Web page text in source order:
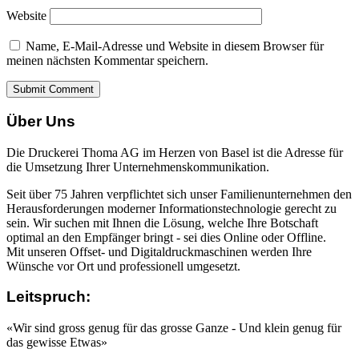
Website
Name, E-Mail-Adresse und Website in diesem Browser für
meinen nächsten Kommentar speichern.
Über Uns
Die Druckerei Thoma AG im Herzen von Basel ist die Adresse für
die Umsetzung Ihrer Unternehmenskommunikation.
Seit über 75 Jahren verpflichtet sich unser Familienunternehmen den
Herausforderungen moderner Informationstechnologie gerecht zu
sein. Wir suchen mit Ihnen die Lösung, welche Ihre Botschaft
optimal an den Empfänger bringt - sei dies Online oder Offline.
Mit unseren Offset- und Digitaldruckmaschinen werden Ihre
Wünsche vor Ort und professionell umgesetzt.
Leitspruch:
«Wir sind gross genug für das grosse Ganze - Und klein genug für
das gewisse Etwas»